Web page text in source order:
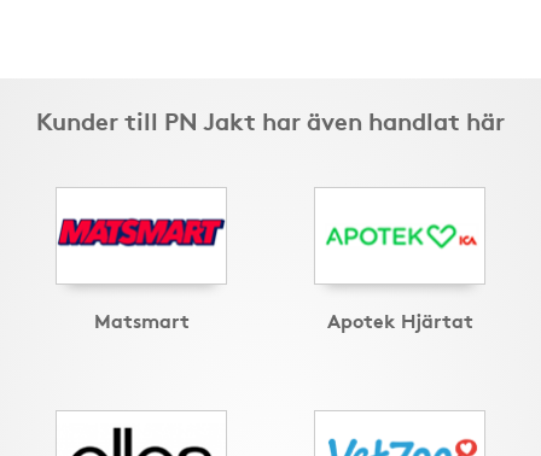
Kunder till PN Jakt har även handlat här
Matsmart Apotek Hjärtat